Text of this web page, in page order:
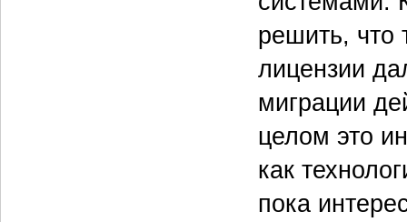
решить, что
лицензии
миграции
целом это
как
пока